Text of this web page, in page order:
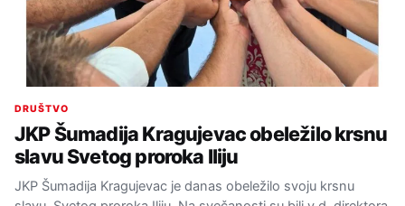
DRUŠTVO
JKP Šumadija Kragujevac obeležilo krsnu
slavu Svetog proroka Iliju
JKP Šumadija Kragujevac je danas obeležilo svoju krsnu